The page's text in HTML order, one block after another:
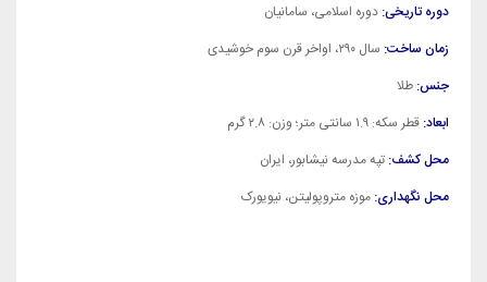
دوره تاریخی: دوره اسلامی، سامانیان
زمان ساخت: سال ۲۹۰، اواخر قرن سوم خوشیدی
جنس: طلا
ابعاد: قطر سکه: ۱.۹ سانتی متر؛ وزن: ۲.۸ گرم
محل کشف: تپه مدرسه نیشابور، ایران
محل نگهداری: موزه متروپولیتن، نیویورک